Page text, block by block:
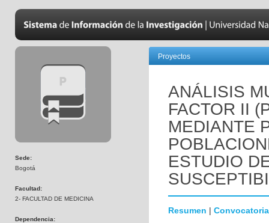
Sede:
Bogotá
Facultad:
2- FACULTAD DE MEDICINA
Dependencia:
Proyectos
ANÁLISIS
FACTOR II
MEDIANTE
ESTUDIO
Resumen | Convocatoria